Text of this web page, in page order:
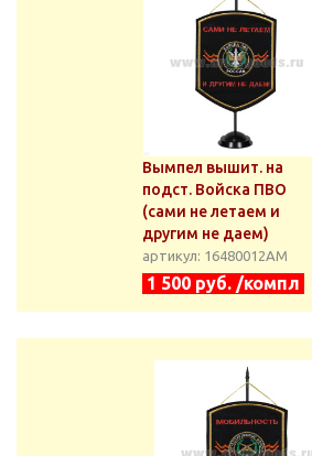
Вымпел вышит. на
подст. Войска ПВО
(сами не летаем и
другим не даем)
артикул: 16480012АМ
1 500 руб. /компл